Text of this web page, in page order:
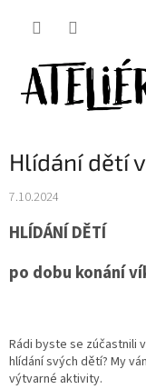
Hlídání dětí
7.10.2024
HLÍDÁNÍ DĚTÍ
po dobu konání
Rádi byste se zúčastnili
hlídání svých dětí? My
výtvarné aktivity.